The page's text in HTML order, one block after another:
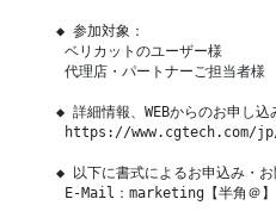
◆ 参加対象：
  ベリカットのユーザー様
  代理店・パートナーご担当者様
◆ 詳細情報、WEBからのお申し込
https://www.cgtech.com/
◆ 以下に書式によるお申込み・お
E-Mail：marketing【半角＠